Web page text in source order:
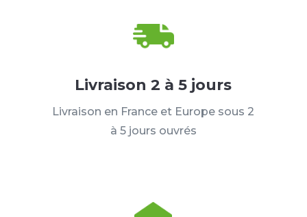
Livraison 2 à 5 jours
Livraison en France et Europe sous 2
à 5 jours ouvrés